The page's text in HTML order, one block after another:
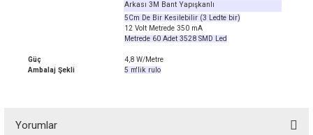
Arkası 3M Bant Yapışkanlı
Güç
Ambalaj Şekli
5Cm De Bir Kesilebilir (3 Ledte bir)
12 Volt Metrede 350 mA
Metrede 60 Adet 3528 SMD Led
4,8 W/Metre
5 m'lik rulo
Yorumlar